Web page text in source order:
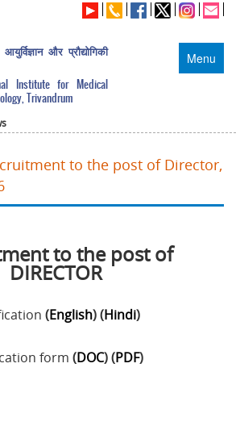
Menu
और प्रौद्योगिकी
Institute for Medical
Trivandrum
to the post of Director,
to the post of
DIRECTOR
(English) (Hindi)
form (DOC) (PDF)